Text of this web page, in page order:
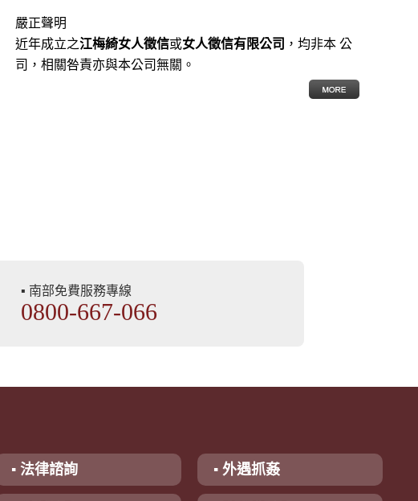
嚴正聲明
近年成立之江梅綺女人徵信或女人徵信有限公司 ，均非本 公
司，相關咎責亦與本公司無關。
▪ 南部免費服務專線
0800-667-066
▪ 法律諮詢 ▪ 外遇抓姦